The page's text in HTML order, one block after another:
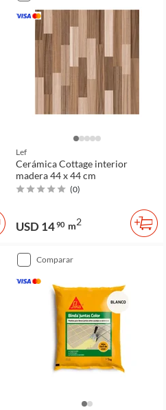
Lef
Cerámica Cottage interior
madera 44 x 44 cm
(0)
USD 1490 m2
comparar